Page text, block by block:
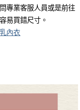
專業客服人員或是前往
易買錯尺寸。
內衣